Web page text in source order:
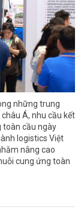
những trung
Á, nhu cầu kết
toàn cầu ngày
logistics Việt
nâng cao
cung ứng toàn